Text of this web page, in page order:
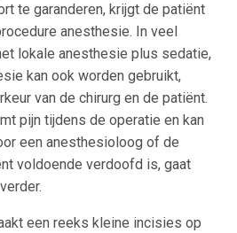
te garanderen, krijgt de patiënt
anesthesie. In veel
lokale anesthesie plus sedatie,
kan ook worden gebruikt,
van de chirurg en de patiënt.
pijn tijdens de operatie en kan
een anesthesioloog of de
voldoende verdoofd is, gaat
een reeks kleine incisies op